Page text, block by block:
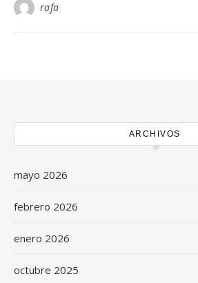
rafa
ARCHIVOS
mayo 2026
febrero 2026
enero 2026
octubre 2025